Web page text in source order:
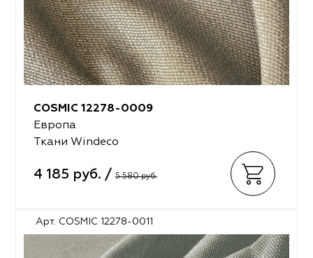
COSMIC 12278-0009
Европа
Ткани Windeco
4 185 руб. / 5 580 руб.
Арт. COSMIC 12278-0011